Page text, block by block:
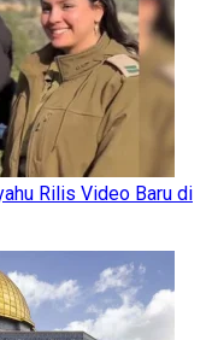
Rilis Video Baru di